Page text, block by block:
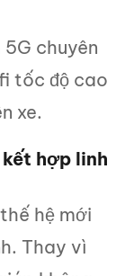
5G chuyên
tốc độ cao
xe.
hợp linh
hệ mới
Thay vì